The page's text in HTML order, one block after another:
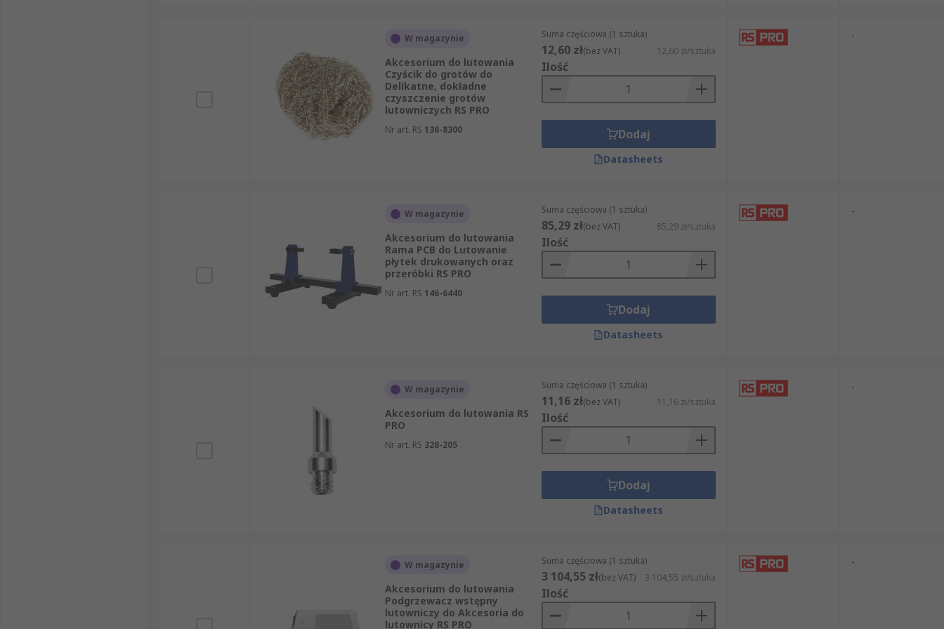
W magazynie
Akcesorium do lutowania
Czyścik do grotów do
Delikatne, dokładne
czyszczenie grotów
lutowniczych RS PRO
Nr art. RS 136-8300
Suma częściowa (1 sztuka)
12,60 zł(bez VAT) 12,60 zł/sztuka
Ilość
Dodaj
Datasheets
-
W magazynie
Akcesorium do lutowania
Rama PCB do Lutowanie
płytek drukowanych oraz
przeróbki RS PRO
Nr art. RS 146-6440
Suma częściowa (1 sztuka)
85,29 zł(bez VAT) 85,29 zł/sztuka
Ilość
Dodaj
Datasheets
-
W magazynie
Akcesorium do lutowania RS
PRO
Nr art. RS 328-205
Suma częściowa (1 sztuka)
11,16 zł(bez VAT) 11,16 zł/sztuka
Ilość
Dodaj
Datasheets
-
W magazynie
Akcesorium do lutowania
Podgrzewacz wstępny
lutowniczy do Akcesoria do
lutownicy RS PRO
Suma częściowa (1 sztuka)
3 104,55 zł(bez VAT) 3 104,55 zł/sztuka
Ilość
-